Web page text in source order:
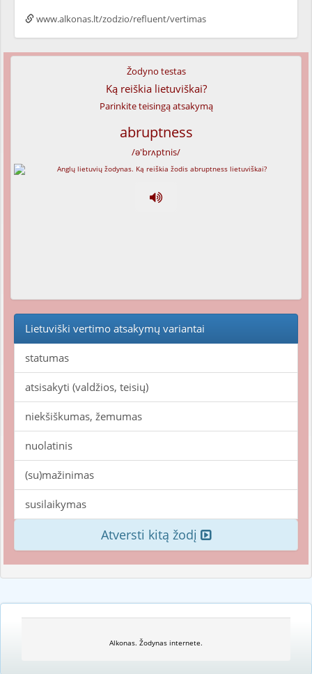
www.alkonas.lt/zodzio/refluent/vertimas
Žodyno testas
Ką reiškia lietuviškai?
Parinkite teisingą atsakymą
abruptness
/ə'brʌptnis/
Lietuviški vertimo atsakymų variantai
statumas
atsisakyti (valdžios, teisių)
niekšiškumas, žemumas
nuolatinis
(su)mažinimas
susilaikymas
Atversti kitą žodį
Alkonas. Žodynas internete.